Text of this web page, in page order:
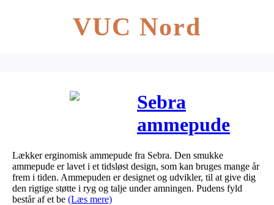
VUC Nord
Sebra
ammepude
DINO
Lækker erginomisk ammepude fra Sebra. Den smukke
ammepude er lavet i et tidsløst design, som kan bruges mange år
frem i tiden. Ammepuden er designet og udvikler, til at give dig
den rigtige støtte i ryg og talje under amningen. Pudens fyld
består af et be (Læs mere)